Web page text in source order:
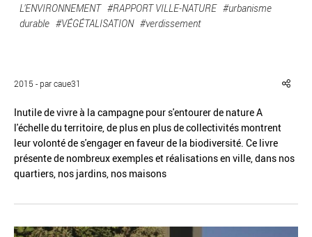
L'ENVIRONNEMENT #RAPPORT VILLE-NATURE #urbanisme
durable #VÉGÉTALISATION #verdissement
2015 - par caue31
Inutile de vivre à la campagne pour s'entourer de nature A
l'échelle du territoire, de plus en plus de collectivités montrent
leur volonté de s'engager en faveur de la biodiversité. Ce livre
présente de nombreux exemples et réalisations en ville, dans nos
quartiers, nos jardins, nos maisons